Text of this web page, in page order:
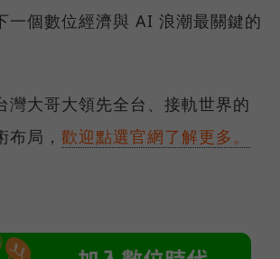
一個數位經濟與 AI 浪潮最關鍵的
灣大哥大領先全台、接軌世界的
局， 歡迎點選官網了解更多。